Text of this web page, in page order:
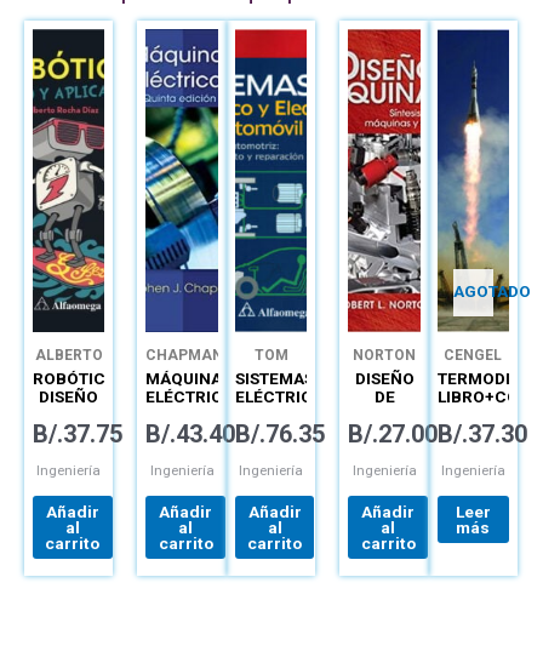
ALBERTO
ROCHA
DÍAZ
ROBÓTICA
DISEÑO
APLICACIÓN
B/.37.75
Ingeniería
Añadir
al
carrito
CHAPMAN
MÁQUINAS
ELÉCTRICAS
B/.43.40
Ingeniería
Añadir
al
carrito
TOM
DENTON
SISTEMAS
ELÉCTRICO
ELECTRÓNICO
AUTOMÓVIL
AUTOMOTRIZ:
MANTENIMIENTO
Y
REPARACIÓN
DEL
B/.76.35
Ingeniería
Añadir
al
carrito
NORTON
DISEÑO
DE
B/.27.00
Ingeniería
Añadir
al
carrito
AGOTADO
CENGEL
B/.37.30
Ingeniería
Leer
más